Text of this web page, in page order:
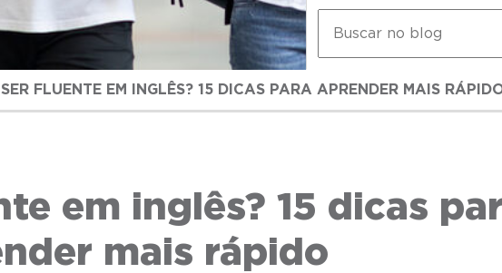
FLUENTE EM INGLÊS? 15 DICAS PARA APRENDER MAIS
em inglês? 15 dicas
mais rápido